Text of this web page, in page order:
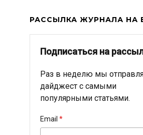
РАССЫЛКА ЖУРНАЛА НА
Подписаться на
Раз в неделю мы
дайджест с самыми
популярными статьями.
Email